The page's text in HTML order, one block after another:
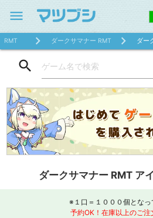
menu
RMT ダークサマナー RMT ダー
search
ダークサマナー RMT ア
※１口＝１０００個となっ
予約OK！在庫以上のご注